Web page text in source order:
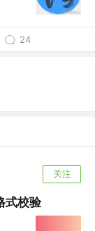
24
关注
式校验